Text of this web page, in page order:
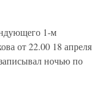
1-м
от 22.00 18 апреля
ночью по